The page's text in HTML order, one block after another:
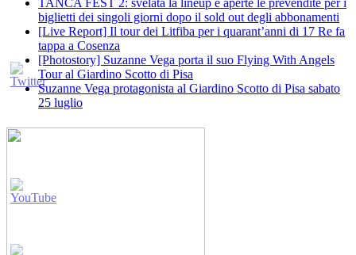
TANCA FEST 2: svelata la lineup e aperte le prevendite per i
biglietti dei singoli giorni dopo il sold out degli abbonamenti
[Live Report] Il tour dei Litfiba per i quarant’anni di 17 Re fa
tappa a Cosenza
[Photostory] Suzanne Vega porta il suo Flying With Angels
Tour al Giardino Scotto di Pisa
Suzanne Vega protagonista al Giardino Scotto di Pisa sabato
25 luglio